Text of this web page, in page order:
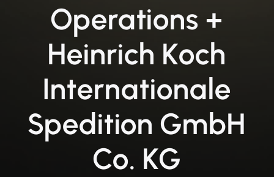
Operations +
Heinrich Koch
Internationale
Spedition GmbH
Co. KG